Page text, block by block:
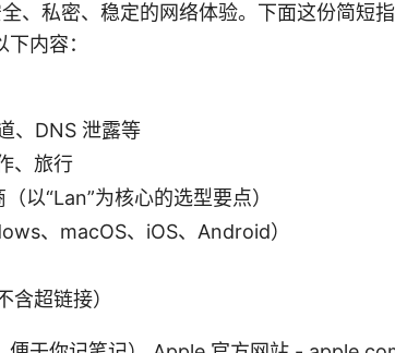
、私密、稳定的网络体验。下面这份简短
内容：
、DNS 泄露等
、旅行
以“Lan”为核心的选型要点）
、macOS、iOS、Android）
含超链接）